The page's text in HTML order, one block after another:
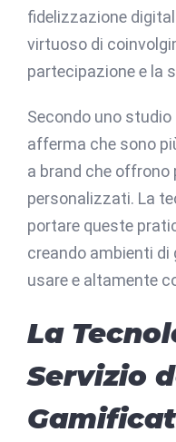
fidelizzazione
virtuoso di
partecipazione e la
Secondo uno studio
afferma che sono
a brand che
personalizzati. La
portare queste
creando ambienti di
usare e altamente
La
Servizio